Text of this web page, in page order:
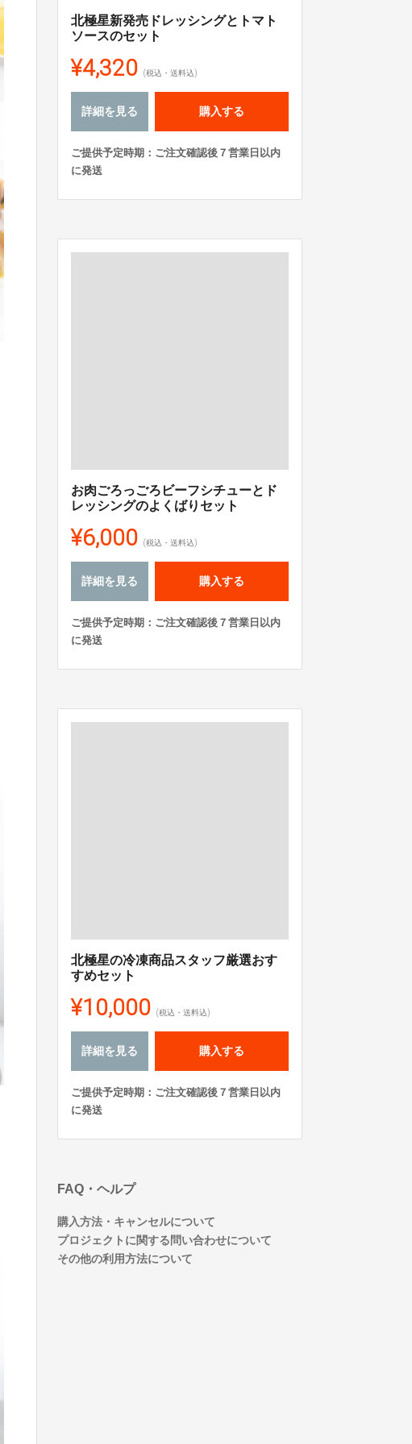
北極星新発売ドレッシングとトマト
ソースのセット
¥4,320 (税込・送料込)
詳細を見る 購入する
ご提供予定時期：ご注文確認後７営業日以内
に発送
お肉ごろっごろビーフシチューとド
レッシングのよくばりセット
¥6,000 (税込・送料込)
詳細を見る 購入する
ご提供予定時期：ご注文確認後７営業日以内
に発送
北極星の冷凍商品スタッフ厳選おす
すめセット
¥10,000 (税込・送料込)
詳細を見る 購入する
ご提供予定時期：ご注文確認後７営業日以内
に発送
FAQ・ヘルプ
購入方法・キャンセルについて
プロジェクトに関する問い合わせについて
その他の利用方法について